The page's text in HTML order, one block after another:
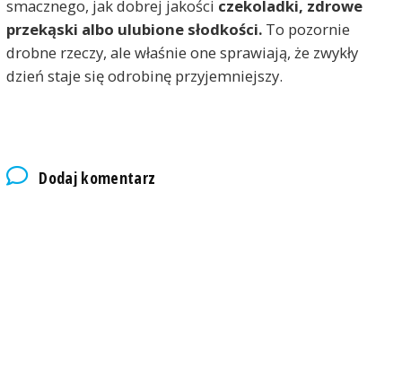
smacznego, jak dobrej jakości czekoladki, zdrowe
przekąski albo ulubione słodkości. To pozornie
drobne rzeczy, ale właśnie one sprawiają, że zwykły
dzień staje się odrobinę przyjemniejszy.
Dodaj komentarz